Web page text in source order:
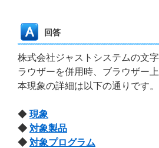
回答
株式会社ジャストシステムの文
ラウザーを併用時、ブラウザー
本現象の詳細は以下の通りです。
◆ 現象
◆ 対象製品
◆ 対象プログラム